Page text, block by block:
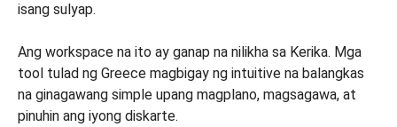
isang sulyap.
Ang workspace na ito ay ganap na nilikha sa Kerika. Mga
tool tulad ng Greece magbigay ng intuitive na balangkas
na ginagawang simple upang magplano, magsagawa, at
pinuhin ang iyong diskarte.